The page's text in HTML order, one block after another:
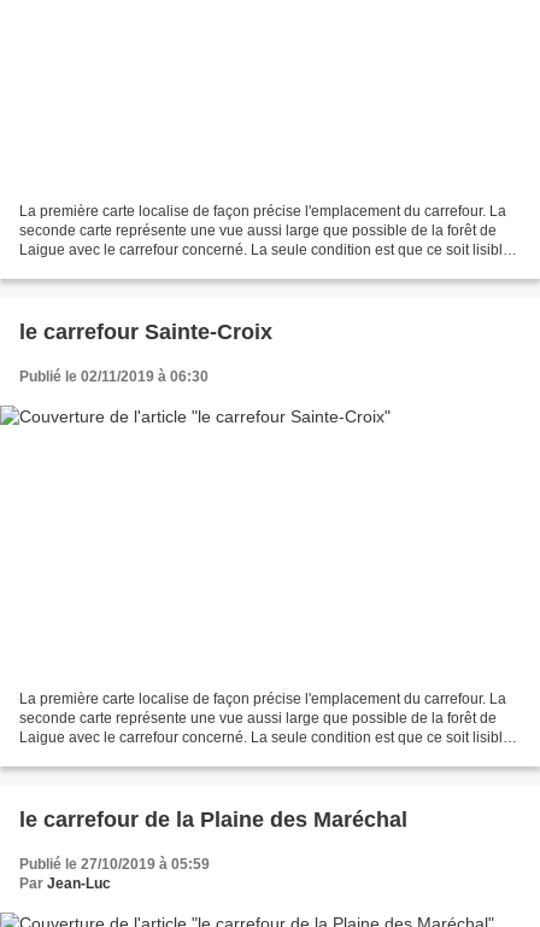
La première carte localise de façon précise l'emplacement du carrefour. La
seconde carte représente une vue aussi large que possible de la forêt de
Laigue avec le carrefour concerné. La seule condition est que ce soit lisible.
le carrefour Sainte-Croix
Publié le 02/11/2019 à 06:30
La première carte localise de façon précise l'emplacement du carrefour. La
seconde carte représente une vue aussi large que possible de la forêt de
Laigue avec le carrefour concerné. La seule condition est que ce soit lisible.
le carrefour de la Plaine des Maréchal
Publié le 27/10/2019 à 05:59
Par Jean-Luc